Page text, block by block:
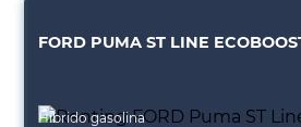
FORD PUMA ST LINE
Híbrido gasolina